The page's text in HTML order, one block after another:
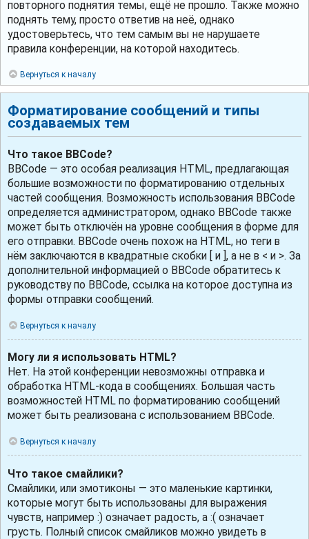
повторного поднятия темы, ещё не прошло. Также можно
поднять тему, просто ответив на неё, однако
удостоверьтесь, что тем самым вы не нарушаете
правила конференции, на которой находитесь.
Вернуться к началу
Форматирование сообщений и типы
создаваемых тем
Что такое BBCode?
BBCode — это особая реализация HTML, предлагающая
большие возможности по форматированию отдельных
частей сообщения. Возможность использования BBCode
определяется администратором, однако BBCode также
может быть отключён на уровне сообщения в форме для
его отправки. BBCode очень похож на HTML, но теги в
нём заключаются в квадратные скобки [ и ], а не в < и >. За
дополнительной информацией о BBCode обратитесь к
руководству по BBCode, ссылка на которое доступна из
формы отправки сообщений.
Вернуться к началу
Могу ли я использовать HTML?
Нет. На этой конференции невозможны отправка и
обработка HTML-кода в сообщениях. Большая часть
возможностей HTML по форматированию сообщений
может быть реализована с использованием BBCode.
Вернуться к началу
Что такое смайлики?
Смайлики, или эмотиконы — это маленькие картинки,
которые могут быть использованы для выражения
чувств, например :) означает радость, а :( означает
грусть. Полный список смайликов можно увидеть в